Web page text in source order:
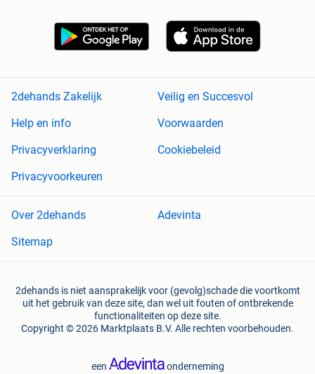
2dehands Zakelijk
Veilig en Succesvol
Help en info
Voorwaarden
Privacyverklaring
Cookiebeleid
Privacyvoorkeuren
Over 2dehands
Adevinta
Sitemap
2dehands is niet aansprakelijk voor (gevolg)schade die voortkomt
uit het gebruik van deze site, dan wel uit fouten of ontbrekende
functionaliteiten op deze site.
Copyright © 2026 Marktplaats B.V. Alle rechten voorbehouden.
een onderneming